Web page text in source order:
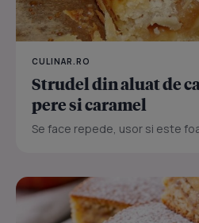
CULINAR.RO
Strudel din aluat de
pere si caramel
Se face repede, usor si este